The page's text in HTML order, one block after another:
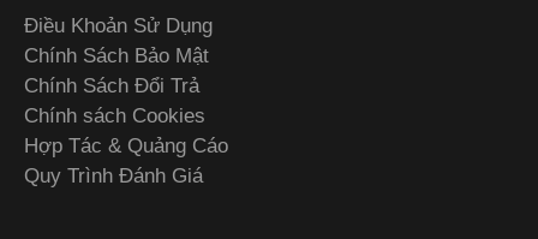
Điều Khoản Sử Dụng
Chính Sách Bảo Mật
Chính Sách Đổi Trả
Chính sách Cookies
Hợp Tác & Quảng Cáo
Quy Trình Đánh Giá